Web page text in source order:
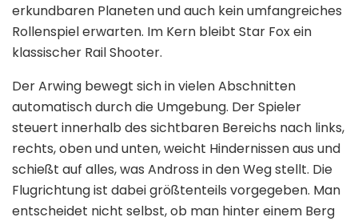
erkundbaren Planeten und auch kein umfangreiches
Rollenspiel erwarten. Im Kern bleibt Star Fox ein
klassischer Rail Shooter.
Der Arwing bewegt sich in vielen Abschnitten
automatisch durch die Umgebung. Der Spieler
steuert innerhalb des sichtbaren Bereichs nach links,
rechts, oben und unten, weicht Hindernissen aus und
schießt auf alles, was Andross in den Weg stellt. Die
Flugrichtung ist dabei größtenteils vorgegeben. Man
entscheidet nicht selbst, ob man hinter einem Berg